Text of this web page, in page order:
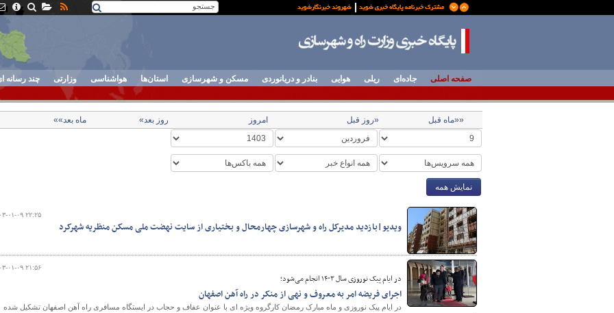
صفحه اصلی جاده‌ای ریلی هوایی بنادر و دریانوردی مسکن و شهرسازی استان‌ها هواشناسی وزارتی چند رسانه
««ماه قبل «روز قبل امروز روز بعد» ماه بعد»»
نمایش همه
۱۴۰۳-۰۱-۰۹
ویدیو|بازدید مدیرکل راه و شهرسازی چهارمحال و بختیاری از سایت نهضت ملی مسکن منظریه شهرکرد
۱۴۰۳-۰۱-۰۹
در ایام پیک نوروزی سال ۱۴۰۳ انجام می‌شود؛
اجرای فریضه امر به معروف و نهی از منکر در راه آهن اصفهان
در ایام پیک نوروزی و ماه مبارک رمضان کارگروه ویژه ای با عنوان عفاف و حجاب در ایستگاه مسافری راه آهن اصفهان تشکیل شده